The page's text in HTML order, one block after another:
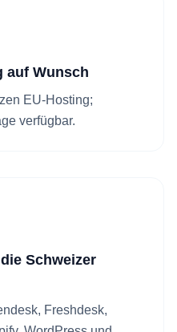
auf Wunsch
EU-Hosting;
verfügbar.
Schweizer
Freshdesk,